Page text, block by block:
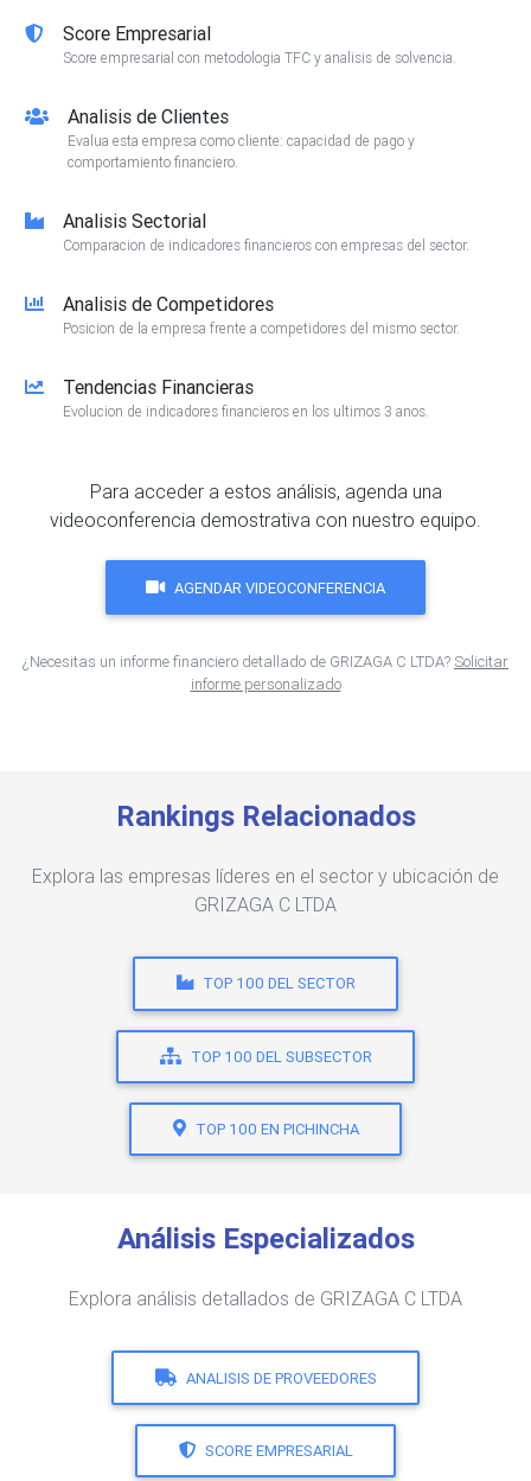
Score Empresarial
Score empresarial con metodologia TFC y analisis de solvencia.
Analisis de Clientes
Evalua esta empresa como cliente: capacidad de pago y
comportamiento financiero.
Analisis Sectorial
Comparacion de indicadores financieros con empresas del sector.
Analisis de Competidores
Posicion de la empresa frente a competidores del mismo sector.
Tendencias Financieras
Evolucion de indicadores financieros en los ultimos 3 anos.
Para acceder a estos análisis, agenda una
videoconferencia demostrativa con nuestro equipo.
AGENDAR VIDEOCONFERENCIA
¿Necesitas un informe financiero detallado de GRIZAGA C LTDA? Solicitar
informe personalizado
Rankings Relacionados
Explora las empresas líderes en el sector y ubicación de
GRIZAGA C LTDA
TOP 100 DEL SECTOR
TOP 100 DEL SUBSECTOR
TOP 100 EN PICHINCHA
Análisis Especializados
Explora análisis detallados de GRIZAGA C LTDA
ANALISIS DE PROVEEDORES
SCORE EMPRESARIAL